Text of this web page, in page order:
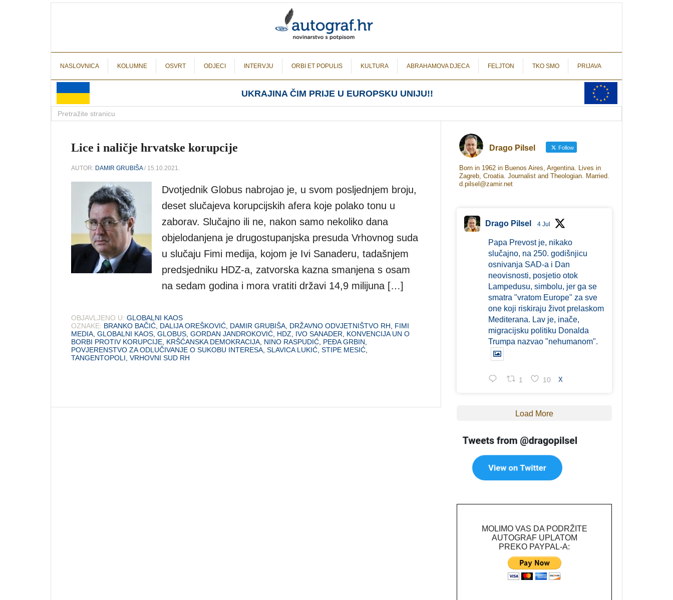
NASLOVNICA KOLUMNE OSVRT ODJECI INTERVJU ORBI ET POPULIS KULTURA ABRAHAMOVA DJECA FELJTON TKO SMO PRIJAVA
UKRAJINA ČIM PRIJE U EUROPSKU UNIJU!!
Lice i naličje hrvatske korupcije
AUTOR: DAMIR GRUBIŠA/ 15.10.2021.
Dvotjednik Globus nabrojao je, u svom posljednjem broju,
deset slučajeva korupcijskih afera koje polako tonu u
zaborav. Slučajno ili ne, nakon samo nekoliko dana
objelodanjena je drugostupanjska presuda Vrhovnog suda
u slučaju Fimi medija, kojom je Ivi Sanaderu, tadašnjem
predsjedniku HDZ-a, zatvorska kazna smanjena s osam
na sedam godina i mora vratiti državi 14,9 milijuna […]
OBJAVLJENO U: GLOBALNI KAOS
OZNAKE: BRANKO BAČIĆ DALIJA OREŠKOVIĆ DAMIR GRUBIŠA DRŽAVNO ODVJETNIŠTVO RH
FIMI
MEDIA GLOBALNI KAOS GLOBUS GORDAN JANDROKOVIĆ HDZ IVO SANADER
KONVENCIJA UN O
BORBI PROTIV KORUPCIJE KRŠĆANSKA DEMOKRACIJA NINO RASPUDIĆ PEĐA GRBIN
POVJERENSTVO ZA ODLUČIVANJE O SUKOBU INTERESA SLAVICA LUKIĆ STIPE MESIĆ
TANGENTOPOLI VRHOVNI SUD RH
Drago Pilsel Follow
Born in 1962 in Buenos Aires, Argentina. Lives in
Zagreb, Croatia. Journalist and Theologian. Married.
d.pilsel@zamir.net
Drago Pilsel 4 Jul
Papa Prevost je, nikako
slučajno, na 250. godišnjicu
osnivanja SAD-a i Dan
neovisnosti, posjetio otok
Lampedusu, simbolu, jer ga se
smatra "vratom Europe" za sve
one koji riskiraju život prelaskom
Mediterana. Lav je, inače,
migracijsku politiku Donalda
Trumpa nazvao "nehumanom".
1 10 X
Load More
MOLIMO VAS DA PODRŽITE
AUTOGRAF UPLATOM
PREKO PAYPAL-A: